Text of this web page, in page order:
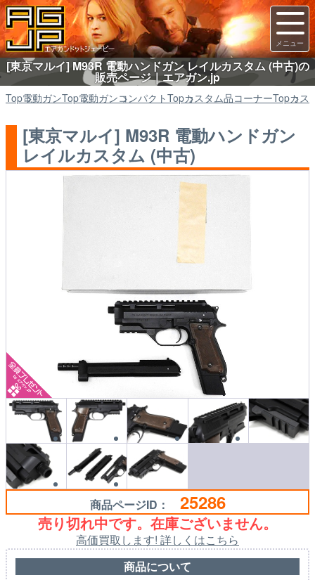
[東京マルイ] M93R 電動ハンドガン レイルカスタム (中古)の
販売ページ｜エアガン.jp
Top電動ガンTop電動ガンコンパクトTopカスタム品コーナーTopカス
[東京マルイ] M93R 電動ハンドガン
レイルカスタム (中古)
商品ページID： 25286
売り切れ中です。在庫ございません。
高価買取します! 詳しくはこちら
商品について